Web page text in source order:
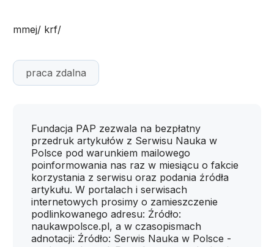
mmej/ krf/
praca zdalna
Fundacja PAP zezwala na bezpłatny
przedruk artykułów z Serwisu Nauka w
Polsce pod warunkiem mailowego
poinformowania nas raz w miesiącu o fakcie
korzystania z serwisu oraz podania źródła
artykułu. W portalach i serwisach
internetowych prosimy o zamieszczenie
podlinkowanego adresu: Źródło:
naukawpolsce.pl, a w czasopismach
adnotacji: Źródło: Serwis Nauka w Polsce -